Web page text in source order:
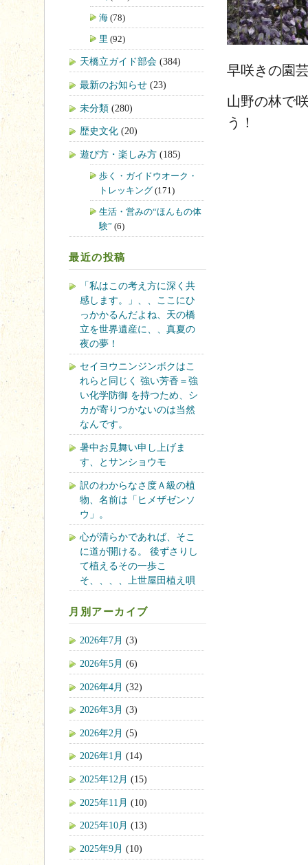
早咲きの園
山野の林で
う！
海 (78)
里 (92)
天橋立ガイド部会 (384)
最新のお知らせ (23)
未分類 (280)
歴史文化 (20)
遊び方・楽しみ方 (185)
歩く・ガイドウオーク・
トレッキング (171)
生活・営みの“ほんもの体
験” (6)
最近の投稿
「私はこの考え方に深く共
感します。」、、ここにひ
っかかるんだよね、天の橋
立を世界遺産に、、真夏の
夜の夢！
セイヨウニンジンボクはこ
れらと同じく 強い芳香＝強
い化学防御 を持つため、シ
カが寄りつかないのは当然
なんです。
暑中お見舞い申し上げま
す、とサンショウモ
訳のわからなさ度Ａ級の植
物、名前は「ヒメザゼンソ
ウ」。
心が清らかであれば、そこ
に道が開ける。 後ずさりし
て植えるその一歩こ
そ、、、、上世屋田植え唄
月別アーカイブ
2026年7月 (3)
2026年5月 (6)
2026年4月 (32)
2026年3月 (3)
2026年2月 (5)
2026年1月 (14)
2025年12月 (15)
2025年11月 (10)
2025年10月 (13)
2025年9月 (10)